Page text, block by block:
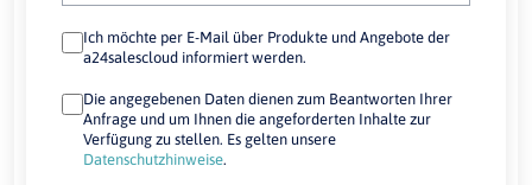
Ich möchte per E-Mail über Produkte und Angebote der
a24salescloud informiert werden.
Die angegebenen Daten dienen zum Beantworten Ihrer
Anfrage und um Ihnen die angeforderten Inhalte zur
Verfügung zu stellen. Es gelten unsere
Datenschutzhinweise.